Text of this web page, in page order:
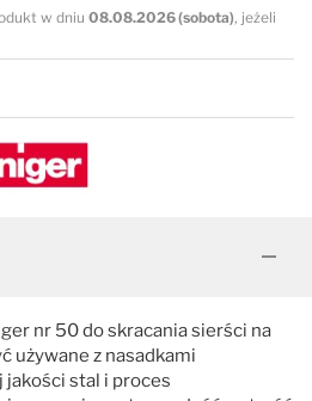
w dniu08.08.2026 (sobota), jeżeli
nr 50 do skracania sierści na
używane z nasadkami
stal i proces